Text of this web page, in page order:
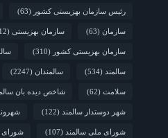
رئیس سازمان بهزیستی کشور (63)
سازمان (63) سازمان بهزیستی (112)
سازمان بهزیستی کشور (310)
سالمند (534) سالمندان (2247)
سلامت (62) شاخص دیده بان
شهر دوستدار سالمند (122)
شورای ملی سالمند (107) شورای